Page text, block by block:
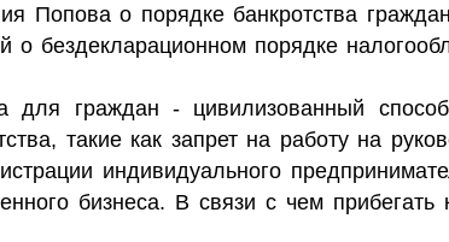
Попова о порядке банкротства
бездекларационном порядке
для граждан - цивилизованный
такие как запрет на работу на
индивидуального
бизнеса. В связи с чем прибегать